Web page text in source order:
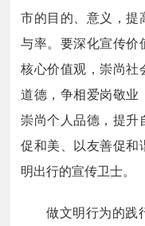
市的目的、意义，提
与率。要深化宣传价
核心价值观，崇尚社
道德，争相爱岗敬业
崇尚个人品德，提升
促和美、以友善促和
明出行的宣传卫士。
做文明行为的践